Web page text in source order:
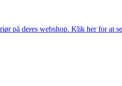
på deres webshop. Klik her for at